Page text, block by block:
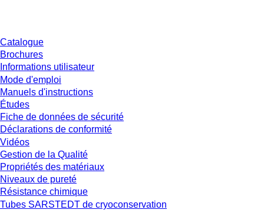
Catalogue
Brochures
Informations utilisateur
Mode d'emploi
Manuels d'instructions
Études
Fiche de données de sécurité
Déclarations de conformité
Vidéos
Gestion de la Qualité
Propriétés des matériaux
Niveaux de pureté
Résistance chimique
Tubes SARSTEDT de cryoconservation